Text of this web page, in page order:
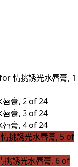
情挑誘光水唇膏, 1
膏, 2 of 24
膏, 3 of 24
膏, 4 of 24
挑誘光水唇膏, 5 of
挑誘光水唇膏, 6 of